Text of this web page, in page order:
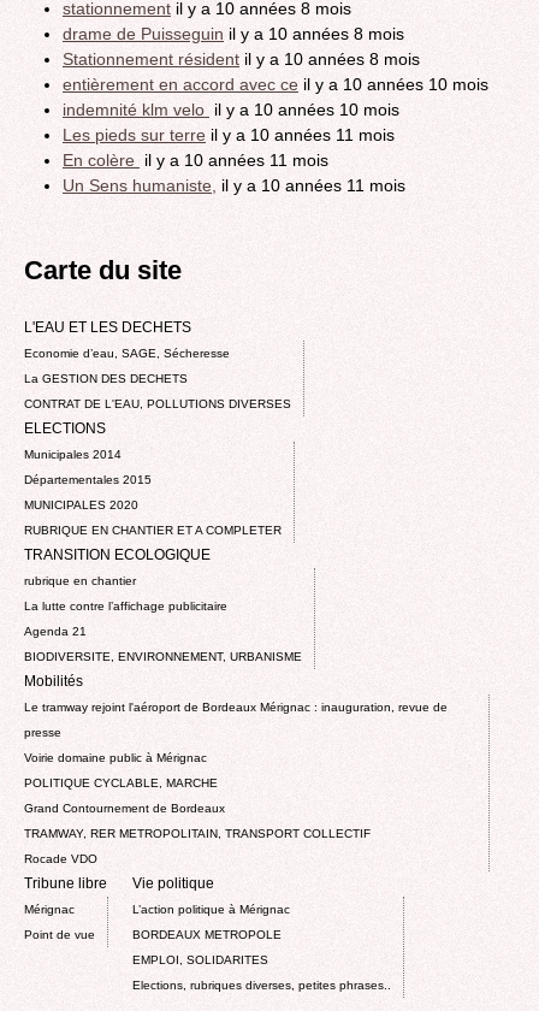
stationnement il y a 10 années 8 mois
drame de Puisseguin il y a 10 années 8 mois
Stationnement résident il y a 10 années 8 mois
entièrement en accord avec ce il y a 10 années 10 mois
indemnité klm velo il y a 10 années 10 mois
Les pieds sur terre il y a 10 années 11 mois
En colère il y a 10 années 11 mois
Un Sens humaniste, il y a 10 années 11 mois
Carte du site
L'EAU ET LES DECHETS
Economie d’eau, SAGE, Sécheresse
La GESTION DES DECHETS
CONTRAT DE L'EAU, POLLUTIONS DIVERSES
ELECTIONS
Municipales 2014
Départementales 2015
MUNICIPALES 2020
RUBRIQUE EN CHANTIER ET A COMPLETER
TRANSITION ECOLOGIQUE
rubrique en chantier
La lutte contre l’affichage publicitaire
Agenda 21
BIODIVERSITE, ENVIRONNEMENT, URBANISME
Mobilités
Le tramway rejoint l'aéroport de Bordeaux Mérignac : inauguration, revue de
presse
Voirie domaine public à Mérignac
POLITIQUE CYCLABLE, MARCHE
Grand Contournement de Bordeaux
TRAMWAY, RER METROPOLITAIN, TRANSPORT COLLECTIF
Rocade VDO
Tribune libre
Mérignac
Point de vue
Vie politique
L’action politique à Mérignac
BORDEAUX METROPOLE
EMPLOI, SOLIDARITES
Elections, rubriques diverses, petites phrases..